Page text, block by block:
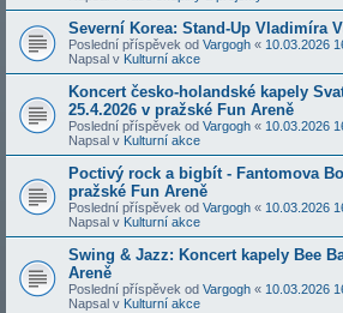
Severní Korea: Stand-Up Vladimíra
Poslední příspěvek od Vargogh « 10.03.2026
Napsal v Kulturní akce
Koncert česko-holandské kapely
25.4.2026 v pražské Fun Areně
Poslední příspěvek od Vargogh « 10.03.2026
Napsal v Kulturní akce
Poctivý rock a bigbít - Fantomova
pražské Fun Areně
Poslední příspěvek od Vargogh « 10.03.2026
Napsal v Kulturní akce
Swing & Jazz: Koncert kapely Bee
Areně
Poslední příspěvek od Vargogh « 10.03.2026
Napsal v Kulturní akce